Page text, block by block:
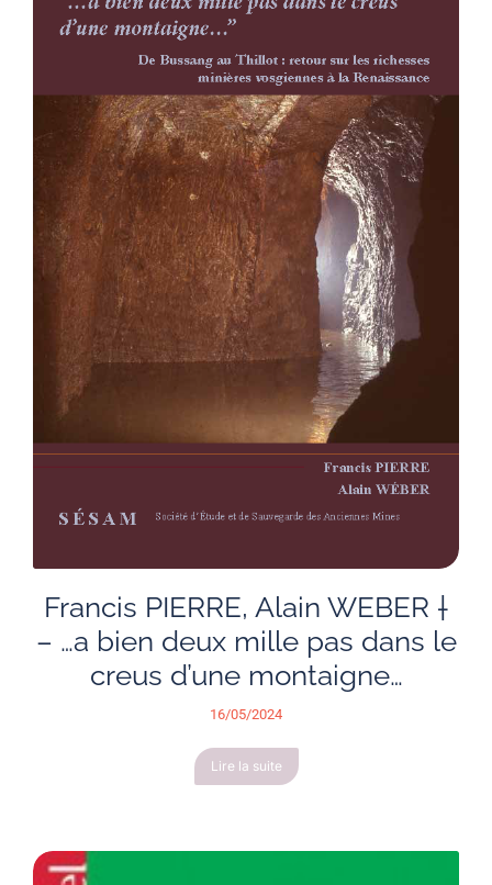
Francis PIERRE, Alain WEBER †
– …a bien deux mille pas dans le
creus d’une montaigne…
16/05/2024
Lire la suite